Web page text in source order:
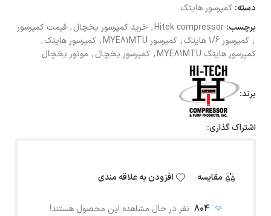
دسته: کمپرسور هایتک
برچسب: Hitek compressor
, خرید کمپرسور یخچال, قیمت کمپرسور
, کمپرسور 1/6 هایتک , کمپرسور MYE81MTU , کمپرسور هایتک,
کمپرسور هایتک MYE81MTU
, کمپرسور یخچال, موتور یخچال
برند:
اشتراک گذاری:
مقایسه افزودن به علاقه مندی
804 نفر در حال مشاهده این محصول هستند!